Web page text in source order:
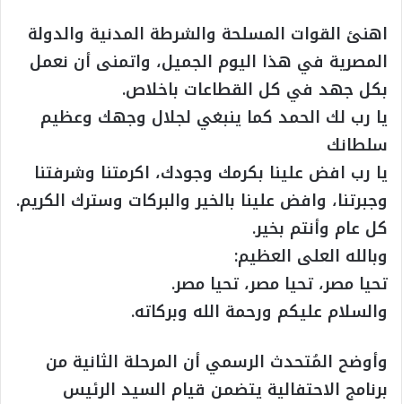
اهنئ القوات المسلحة والشرطة المدنية والدولة
المصرية في هذا اليوم الجميل، واتمنى أن نعمل
بكل جهد في كل القطاعات باخلاص.
يا رب لك الحمد كما ينبغي لجلال وجهك وعظيم
سلطانك
يا رب افض علينا بكرمك وجودك، اكرمتنا وشرفتنا
وجبرتنا، وافض علينا بالخير والبركات وسترك الكريم.
كل عام وأنتم بخير.
وبالله العلى العظيم:
تحيا مصر، تحيا مصر، تحيا مصر.
والسلام عليكم ورحمة الله وبركاته.
وأوضح المُتحدث الرسمي أن المرحلة الثانية من
برنامج الاحتفالية يتضمن قيام السيد الرئيس